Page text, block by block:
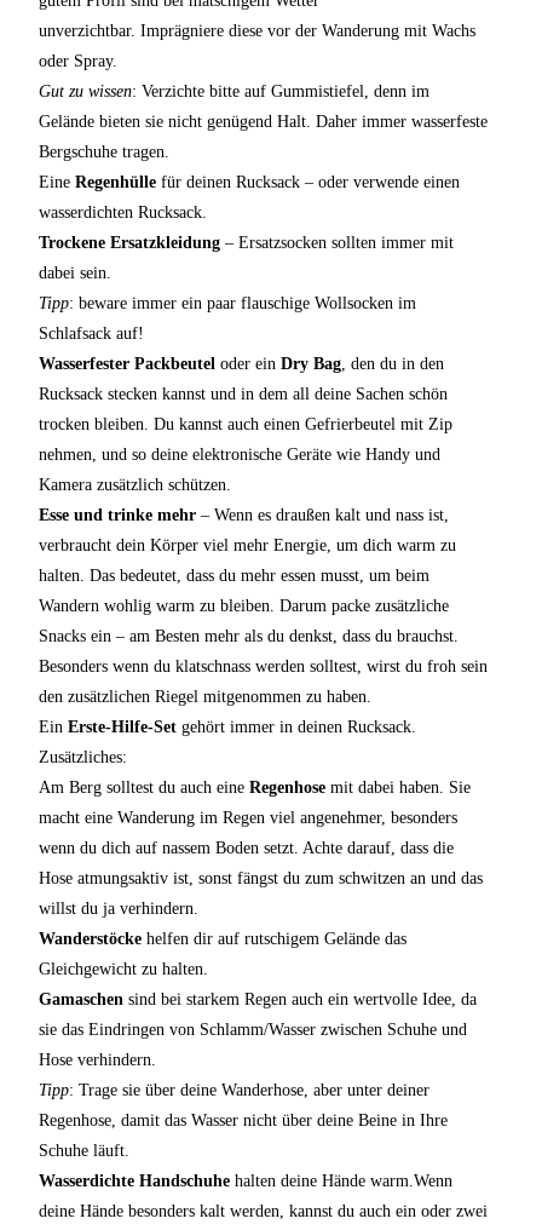
unverzichtbar. Imprägniere diese vor der Wanderung mit Wachs
oder Spray.
Gut zu wissen: Verzichte bitte auf Gummistiefel, denn im
Gelände bieten sie nicht genügend Halt. Daher immer wasserfeste
Bergschuhe tragen.
Eine Regenhülle für deinen Rucksack – oder verwende einen
wasserdichten Rucksack.
Trockene Ersatzkleidung – Ersatzsocken sollten immer mit
dabei sein.
Tipp: beware immer ein paar flauschige Wollsocken im
Schlafsack auf!
Wasserfester Packbeutel oder ein Dry Bag , den du in den
Rucksack stecken kannst und in dem all deine Sachen schön
trocken bleiben. Du kannst auch einen Gefrierbeutel mit Zip
nehmen, und so deine elektronische Geräte wie Handy und
Kamera zusätzlich schützen.
Esse und trinke mehr – Wenn es draußen kalt und nass ist,
verbraucht dein Körper viel mehr Energie, um dich warm zu
halten. Das bedeutet, dass du mehr essen musst, um beim
Wandern wohlig warm zu bleiben. Darum packe zusätzliche
Snacks ein – am Besten mehr als du denkst, dass du brauchst.
Besonders wenn du klatschnass werden solltest, wirst du froh sein
den zusätzlichen Riegel mitgenommen zu haben.
Ein Erste-Hilfe-Set gehört immer in deinen Rucksack.
Zusätzliches:
Am Berg solltest du auch eine Regenhose mit dabei haben. Sie
macht eine Wanderung im Regen viel angenehmer, besonders
wenn du dich auf nassem Boden setzt. Achte darauf, dass die
Hose atmungsaktiv ist, sonst fängst du zum schwitzen an und das
willst du ja verhindern.
Wanderstöcke helfen dir auf rutschigem Gelände das
Gleichgewicht zu halten.
Gamaschen sind bei starkem Regen auch ein wertvolle Idee, da
sie das Eindringen von Schlamm/Wasser zwischen Schuhe und
Hose verhindern.
Tipp: Trage sie über deine Wanderhose, aber unter deiner
Regenhose, damit das Wasser nicht über deine Beine in Ihre
Schuhe läuft.
Wasserdichte Handschuhe halten deine Hände warm.Wenn
deine Hände besonders kalt werden, kannst du auch ein oder zwei